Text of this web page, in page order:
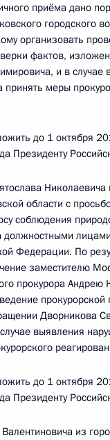
приёма дано
городского
организовать
фактов,
и в случае
принять меры
до 1 октября
Президенту
Николаевича
области с
соблюдения
должностными
Федерации. По
заместителю
прокурора Андрею
Дворникова
выявления
до 1 октября
Президенту
из